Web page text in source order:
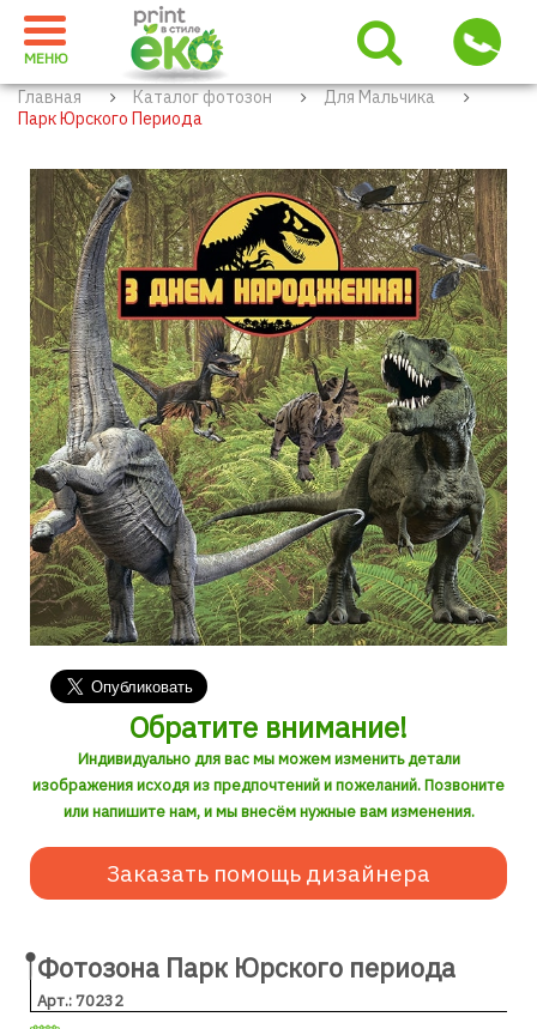
МЕНЮ
Главная Каталог фотозон
Для Мальчика
Парк Юрского Периода
Обратите внимание!
Индивидуально для вас мы можем изменить детали
изображения исходя из предпочтений и пожеланий. Позвоните
или напишите нам, и мы внесём нужные вам изменения.
Заказать помощь дизайнера
Фотозона Парк Юрского периода
Арт.: 70232